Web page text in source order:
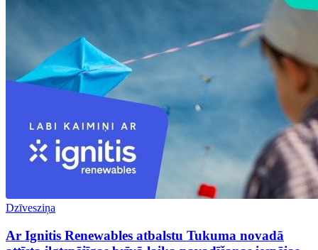
Dzīvesziņa
Ar Ignitis Renewables atbalstu Tukuma novadā